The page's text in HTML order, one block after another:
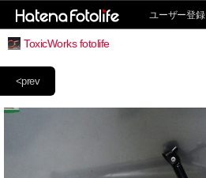
ユーザー登録
ToxicWorks fotolife
<prev